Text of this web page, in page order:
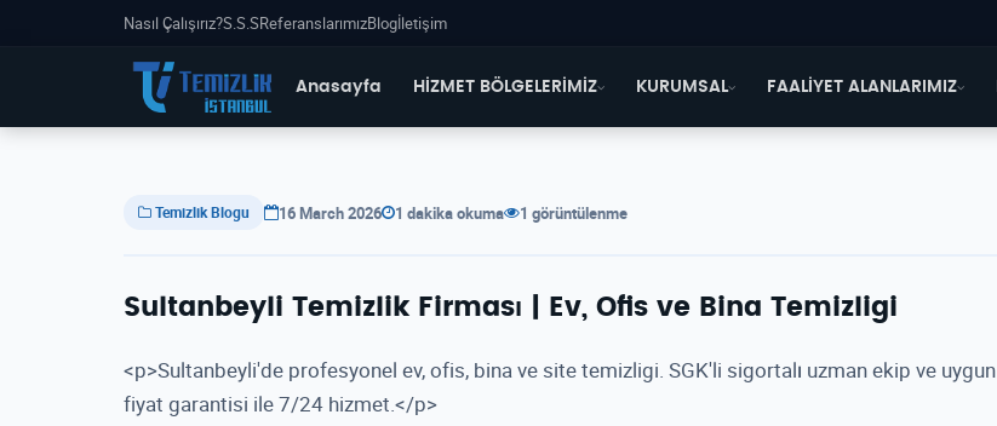
Nasıl Çalışırız?S.S.SReferanslarımızBlogİletişim
Anasayfa HİZMET BÖLGELERİMİZ KURUMSAL FAALİYET ALANLARIMIZ
Temizlik Blogu 16 March 2026 1 dakika okuma 1 görüntülenme
Sultanbeyli Temizlik Firması | Ev, Ofis ve Bina Temizligi
<p>Sultanbeyli'de profesyonel ev, ofis, bina ve site temizligi. SGK'li sigortalı uzman ekip ve uygun
fiyat garantisi ile 7/24 hizmet.</p>